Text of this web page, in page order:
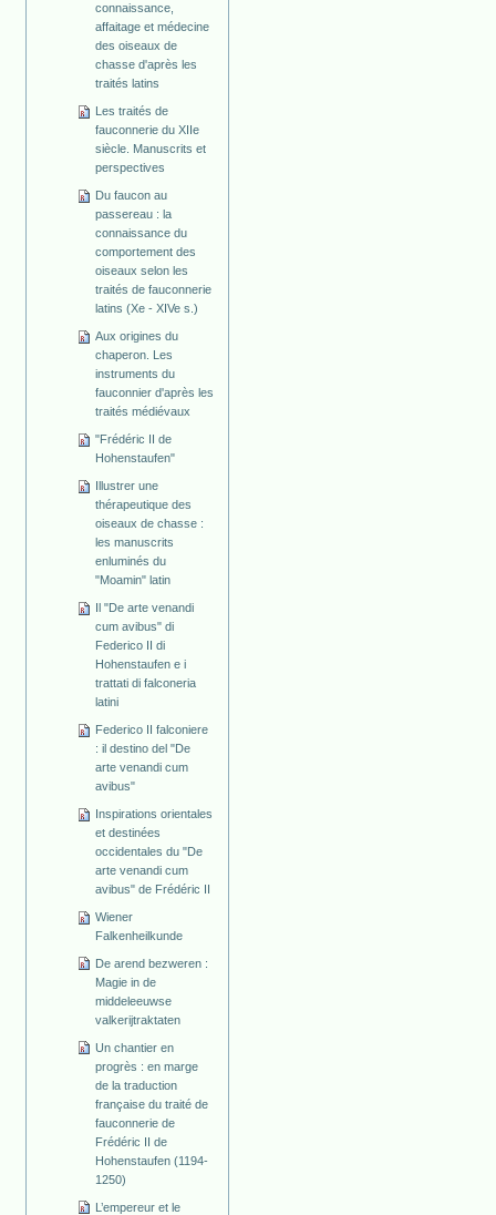
connaissance,
affaitage et médecine
des oiseaux de
chasse d'après les
traités latins
Les traités de
fauconnerie du XIIe
siècle. Manuscrits et
perspectives
Du faucon au
passereau : la
connaissance du
comportement des
oiseaux selon les
traités de fauconnerie
latins (Xe - XIVe s.)
Aux origines du
chaperon. Les
instruments du
fauconnier d'après les
traités médiévaux
"Frédéric II de
Hohenstaufen"
Illustrer une
thérapeutique des
oiseaux de chasse :
les manuscrits
enluminés du
"Moamin" latin
Il "De arte venandi
cum avibus" di
Federico II di
Hohenstaufen e i
trattati di falconeria
latini
Federico II falconiere
: il destino del "De
arte venandi cum
avibus"
Inspirations orientales
et destinées
occidentales du "De
arte venandi cum
avibus" de Frédéric II
Wiener
Falkenheilkunde
De arend bezweren :
Magie in de
middeleeuwse
valkerijtraktaten
Un chantier en
progrès : en marge
de la traduction
française du traité de
fauconnerie de
Frédéric II de
Hohenstaufen (1194-
1250)
L’empereur et le